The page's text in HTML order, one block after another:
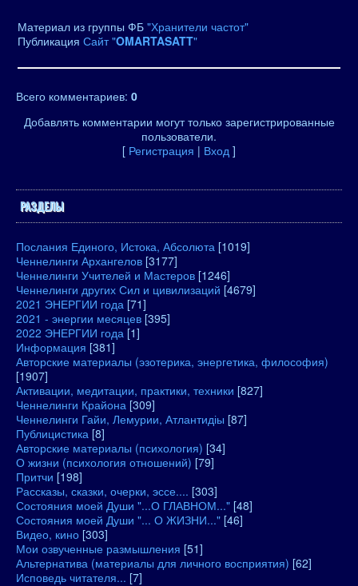
Материал из группы ФБ "Хранители частот"
Публикация Сайт "OMARTASATT"
Всего комментариев: 0
Добавлять комментарии могут только зарегистрированные
пользователи.
[ Регистрация | Вход ]
РАЗДЕЛЫ
Послания Единого, Истока, Абсолюта [1019]
Ченнелинги Архангелов [3177]
Ченнелинги Учителей и Мастеров [1246]
Ченнелинги других Сил и цивилизаций [4679]
2021 ЭНЕРГИИ года [71]
2021 - энергии месяцев [395]
2022 ЭНЕРГИИ года [1]
Информация [381]
Авторские материалы (эзотерика, энергетика, философия)
[1907]
Активации, медитации, практики, техники [827]
Ченнелинги Крайона [309]
Ченнелинги Гайи, Лемурии, Атлантидіы [87]
Публицистика [8]
Авторские материалы (психология) [34]
О жизни (психология отношений) [79]
Притчи [198]
Рассказы, сказки, очерки, эссе.... [303]
Состояния моей Души "...О ГЛАВНОМ..." [48]
Состояния моей Души "... О ЖИЗНИ..." [46]
Видео, кино [303]
Мои озвученные размышления [51]
Альтернатива (материалы для личного восприятия) [62]
Исповедь читателя... [7]